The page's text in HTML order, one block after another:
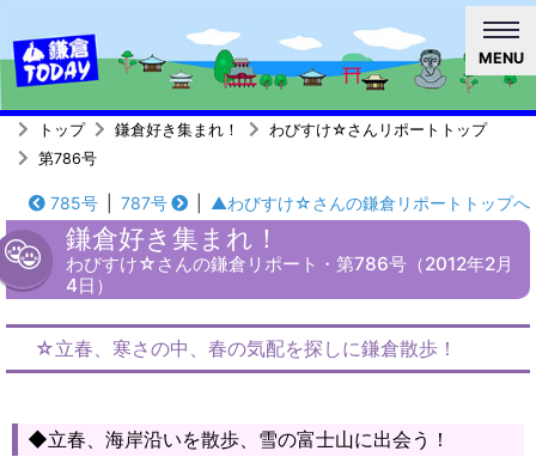
MENU
トップ 鎌倉好き集まれ！
わびすけ☆さんリポートトップ
第786号
785号 787号 ▲わびすけ☆さんの鎌倉リポートトップへ
鎌倉好き集まれ！
わびすけ☆さんの鎌倉リポート・第786号（2012年2月
4日）
☆立春、寒さの中、春の気配を探しに鎌倉散歩！
◆立春、海岸沿いを散歩、雪の富士山に出会う！